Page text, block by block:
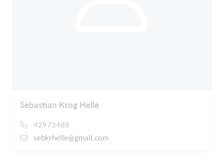
Sebastian Krog Helle
42973488
sebkrhelle@gmail.com